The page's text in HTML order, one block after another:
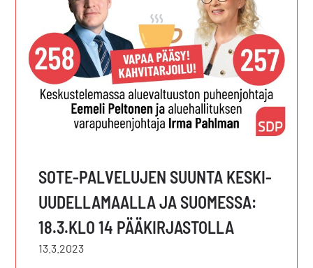
SOTE-PALVELUJEN SUUNTA KESKI-
UUDELLAMAALLA JA SUOMESSA:
18.3.KLO 14 PÄÄKIRJASTOLLA
13.3.2023